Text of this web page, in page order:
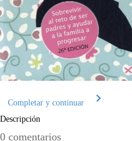
Completar y continuar
Descripción
0 comentarios